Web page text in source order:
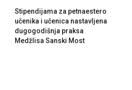
Stipendijama za petnaestero
učenika i učenica nastavljena
dugogodišnja praksa
Medžlisa Sanski Most